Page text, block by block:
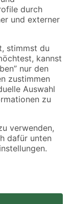
sind unter
beziehen
hier